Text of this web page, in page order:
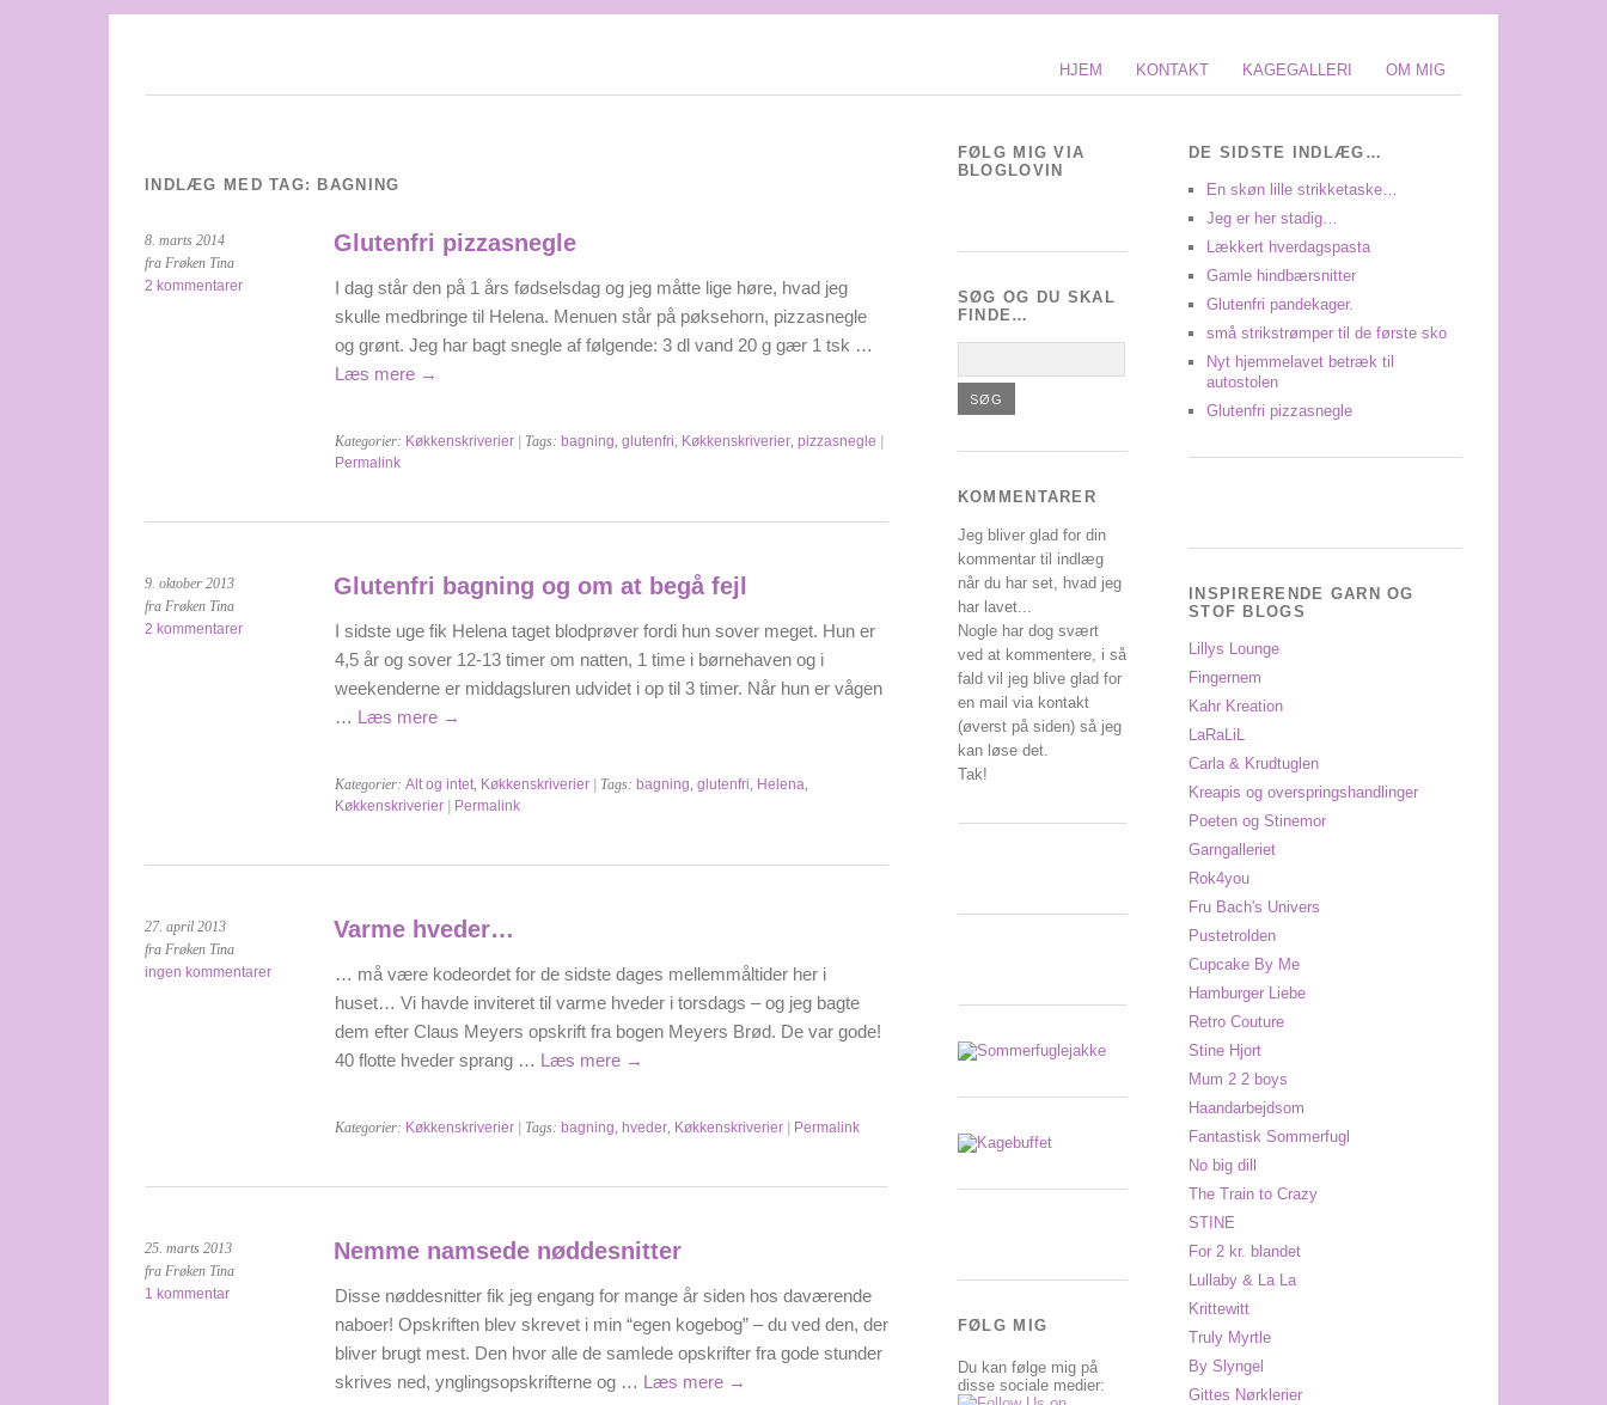
HJEM KONTAKT KAGEGALLERI OM MIG
INDLÆG MED TAG: BAGNING
8. marts 2014
fra Frøken Tina
2 kommentarer
Glutenfri pizzasnegle
I dag står den på 1 års fødselsdag og jeg måtte lige høre, hvad jeg
skulle medbringe til Helena. Menuen står på pøksehorn, pizzasnegle
og grønt. Jeg har bagt snegle af følgende: 3 dl vand 20 g gær 1 tsk …
Læs mere →
Kategorier: Køkkenskriverier| Tags: bagning, glutenfri, Køkkenskriverier, pizzasnegle
Permalink
9. oktober 2013
fra Frøken Tina
2 kommentarer
Glutenfri bagning og om at begå fejl
I sidste uge fik Helena taget blodprøver fordi hun sover meget. Hun er
4,5 år og sover 12-13 timer om natten, 1 time i børnehaven og i
weekenderne er middagsluren udvidet i op til 3 timer. Når hun er vågen
… Læs mere →
Kategorier: Alt og intet, Køkkenskriverier| Tags: bagning, glutenfri, Helena,
Køkkenskriverier| Permalink
27. april 2013
fra Frøken Tina
ingen kommentarer
Varme hveder…
… må være kodeordet for de sidste dages mellemmåltider her i
huset… Vi havde inviteret til varme hveder i torsdags – og jeg bagte
dem efter Claus Meyers opskrift fra bogen Meyers Brød. De var gode!
40 flotte hveder sprang … Læs mere →
Kategorier: Køkkenskriverier| Tags: bagning, hveder, Køkkenskriverier| Permalink
25. marts 2013
fra Frøken Tina
1 kommentar
Nemme namsede nøddesnitter
Disse nøddesnitter fik jeg engang for mange år siden hos daværende
naboer! Opskriften blev skrevet i min “egen kogebog” – du ved den, der
bliver brugt mest. Den hvor alle de samlede opskrifter fra gode stunder
skrives ned, ynglingsopskrifterne og … Læs mere →
FØLG MIG VIA
BLOGLOVIN
SØG OG DU SKAL
FINDE…
KOMMENTARER
Jeg bliver glad for din
kommentar til indlæg
når du har set, hvad jeg
har lavet...
Nogle har dog svært
ved at kommentere, i så
fald vil jeg blive glad for
en mail via kontakt
(øverst på siden) så jeg
kan løse det.
Tak!
FØLG MIG
Du kan følge mig på
disse sociale medier:
DE SIDSTE INDLÆG…
En skøn lille strikketaske…
Jeg er her stadig…
Lækkert hverdagspasta
Gamle hindbærsnitter
Glutenfri pandekager.
små strikstrømper til de første sko
Nyt hjemmelavet betræk til
autostolen
Glutenfri pizzasnegle
INSPIRERENDE GARN OG
STOF BLOGS
Lillys Lounge
Fingernem
Kahr Kreation
LaRaLiL
Carla & Krudtuglen
Kreapis og overspringshandlinger
Poeten og Stinemor
Garngalleriet
Rok4you
Fru Bach's Univers
Pustetrolden
Cupcake By Me
Hamburger Liebe
Retro Couture
Stine Hjort
Mum 2 2 boys
Haandarbejdsom
Fantastisk Sommerfugl
No big dill
The Train to Crazy
STINE
For 2 kr. blandet
Lullaby & La La
Krittewitt
Truly Myrtle
By Slyngel
Gittes Nørklerier